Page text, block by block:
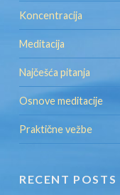
Koncentracija
Meditacija
Najčešća pitanja
Osnove meditacije
Praktične vežbe
RECENT POSTS